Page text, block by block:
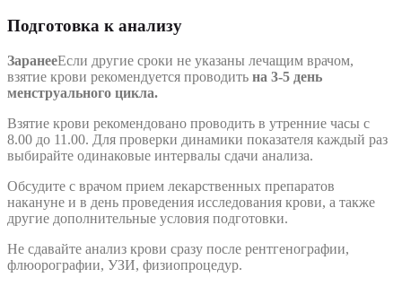
Подготовка к анализу
ЗаранееЕсли другие сроки не указаны лечащим врачом,
взятие крови рекомендуется проводить на 3-5 день
менструального цикла.
Взятие крови рекомендовано проводить в утренние часы с
8.00 до 11.00. Для проверки динамики показателя каждый раз
выбирайте одинаковые интервалы сдачи анализа.
Обсудите с врачом прием лекарственных препаратов
накануне и в день проведения исследования крови, а также
другие дополнительные условия подготовки.
Не сдавайте анализ крови сразу после рентгенографии,
флюорографии, УЗИ, физиопроцедур.